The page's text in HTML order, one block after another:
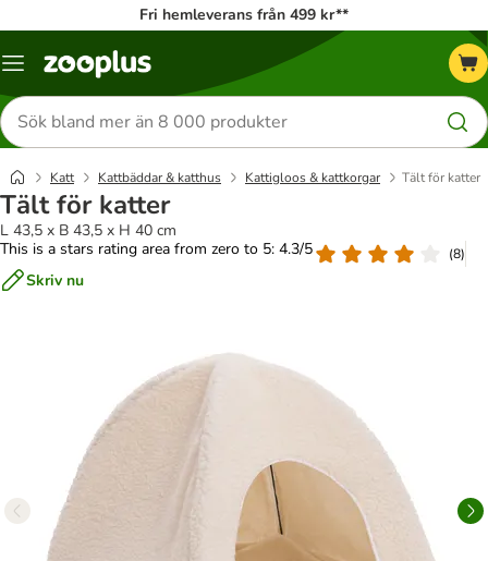
Fri hemleverans från 499 kr**
Katalogmeny
Sök
efter
produkter
Katt Kattbäddar & katthus Kattigloos & kattkorgar Tält för katter
Tält för katter
L 43,5 x B 43,5 x H 40 cm
This is a stars rating area from zero to 5: 4.3/5
(8)
Skriv nu